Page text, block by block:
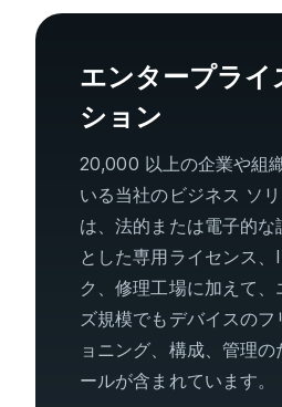
エンタープライ
ション
20,000 以上の企業や組
いる当社のビジネス ソ
は、法的または電子的な
とした専用ライセンス
ク、修理工場に加えて、
ズ規模でもデバイスの
ョニング、構成、管理
ールが含まれています。